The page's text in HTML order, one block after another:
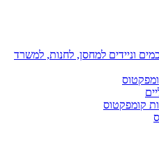
וניידים למחסן, לחנות, למשרד
קומפקטוס